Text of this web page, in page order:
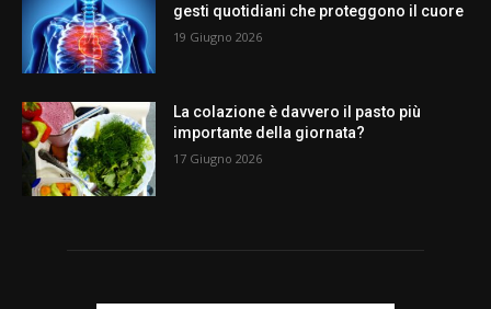
gesti quotidiani che proteggono il cuore
19 Giugno 2026
La colazione è davvero il pasto più
importante della giornata?
17 Giugno 2026